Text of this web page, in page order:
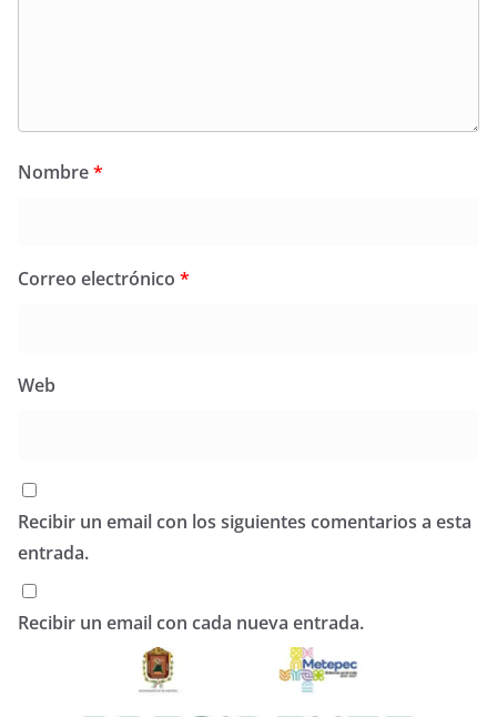
Nombre*
Correo electrónico *
Web
Recibir un email con los siguientes comentarios a esta
entrada.
Recibir un email con cada nueva entrada.